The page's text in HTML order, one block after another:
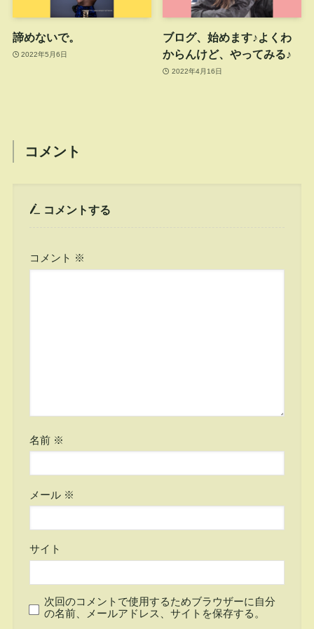
諦めないで。
2022年5月6日
ブログ、始めます♪よくわ
からんけど、やってみる♪
2022年4月16日
コメント
コメントする
コメント ※
名前 ※
メール ※
サイト
次回のコメントで使用するためブラウザーに自分
の名前、メールアドレス、サイトを保存する。